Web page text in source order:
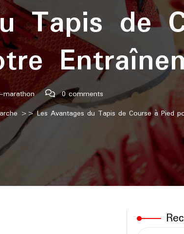
Tapis de
0 comments
>> Les Avantages du Tapis de Course à Pied